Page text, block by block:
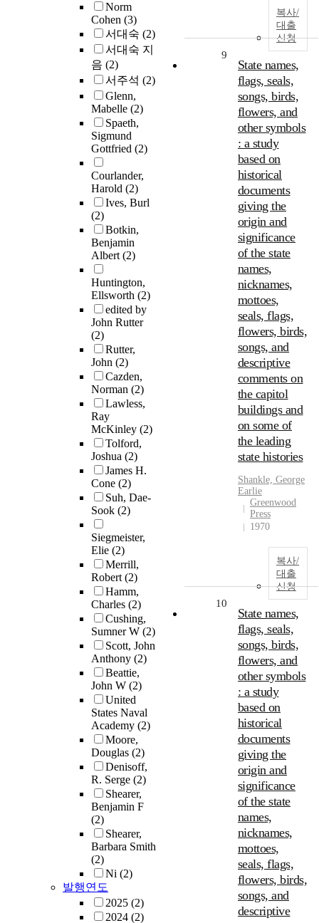
Norm
Cohen (3)
서대숙 (2)
서대숙 지
음 (2)
서주석 (2)
Glenn,
Mabelle (2)
Spaeth,
Sigmund
Gottfried (2)
Courlander,
Harold (2)
Ives, Burl
(2)
Botkin,
Benjamin
Albert(2)
Huntington,
Ellsworth (2)
edited by
John Rutter
(2)
Rutter,
John (2)
Cazden,
Norman (2)
Lawless,
Ray
McKinley (2)
Tolford,
Joshua (2)
James H.
Cone (2)
Suh, Dae-
Sook (2)
Siegmeister,
Elie (2)
Merrill,
Robert(2)
Hamm,
Charles (2)
Cushing,
Sumner W (2)
Scott, John
Anthony (2)
Beattie,
John W (2)
United
States Naval
Academy (2)
Moore,
Douglas (2)
Denisoff,
R. Serge (2)
Shearer,
Benjamin F
(2)
Shearer,
Barbara Smith
(2)
Ni (2)
발행연도
2025 (2)
2024 (2)
복사/
대출
신청
9
State names,
flags, seals,
songs, birds,
flowers, and
other symbols
: a study
based on
historical
documents
giving the
origin and
significance
of the state
names,
nicknames,
mottoes,
seals, flags,
flowers, birds,
songs, and
descriptive
comments on
the capitol
buildings and
on some of
the leading
state histories
Shankle, George
Earlie
Greenwood
Press
1970
복사/
대출
신청
10
State names,
flags, seals,
songs, birds,
flowers, and
other symbols
: a study
based on
historical
documents
giving the
origin and
significance
of the state
names,
nicknames,
mottoes,
seals, flags,
flowers, birds,
songs, and
descriptive